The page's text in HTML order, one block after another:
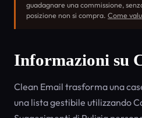
guadagnare una commissione,
posizione non si compra. Come
Informazioni su
Clean Email trasforma una
una lista gestibile utilizzando